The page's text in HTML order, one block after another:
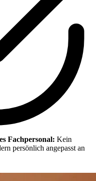
Fachpersonal: Kein
persönlich angepasst an